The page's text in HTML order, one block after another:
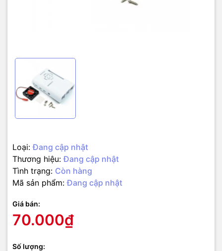
Loại: Đang cập nhật
Thương hiệu: Đang cập nhật
Tình trạng: Còn hàng
Mã sản phẩm: Đang cập nhật
Giá bán:
70.000₫
Số lượng: